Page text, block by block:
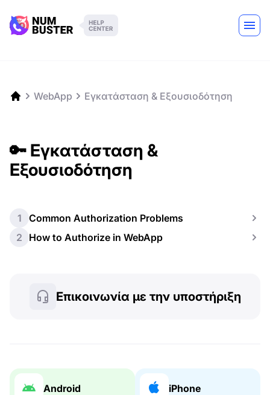
WebApp Εγκατάσταση & Εξουσιοδότηση
🔑 Εγκατάσταση &
Εξουσιοδότηση
1
Common Authorization Problems
2
How to Authorize in WebApp
Επικοινωνία με την υποστήριξη
Android iPhone